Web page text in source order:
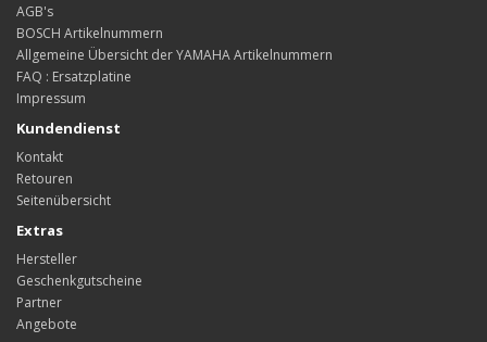
AGB's
BOSCH Artikelnummern
Allgemeine Übersicht der YAMAHA Artikelnummern
FAQ : Ersatzplatine
Impressum
Kundendienst
Kontakt
Retouren
Seitenübersicht
Extras
Hersteller
Geschenkgutscheine
Partner
Angebote